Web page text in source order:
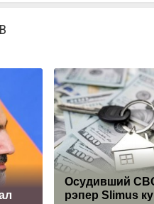
Осудивший
рэпер Slimus